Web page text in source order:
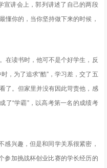
宣讲会上，郭列讲述了自己的两段
懂你的，当你坚持做下来的时候，
在读书时，他可不是个好学生，反
，为了追求“酷”，学习差，交了五
了。但家里并没有因此苛责他，感
了“学霸”，以高考第一名的成绩考
感兴趣，但是和同学关系很紧密，
参加挑战杯创业比赛的学长经历的